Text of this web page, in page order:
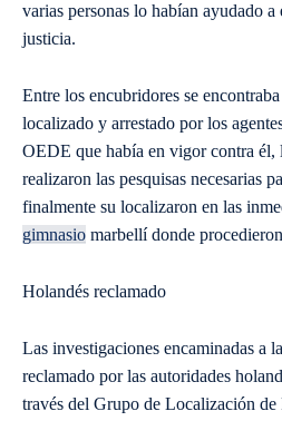
varias personas lo habían ayudado
justicia.
Entre los encubridores se
localizado y arrestado por los
OEDE que había en vigor contra él,
realizaron las pesquisas necesarias
finalmente su localizaron en las
gimnasio marbellí donde
Holandés reclamado
Las investigaciones encaminadas a
reclamado por las autoridades
través del Grupo de Localización